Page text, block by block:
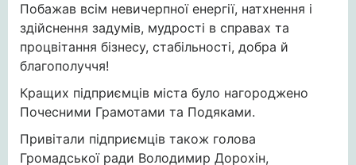
Побажав всім невичерпної енергії, натхнення і
здійснення задумів, мудрості в справах та
процвітання бізнесу, стабільності, добра й
благополуччя!
Кращих підприємців міста було нагороджено
Почесними Грамотами та Подяками.
Привітали підприємців також голова
Громадської ради Володимир Дорохін,